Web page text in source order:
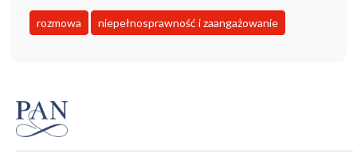
rozmowa niepełnosprawność i zaangażowanie